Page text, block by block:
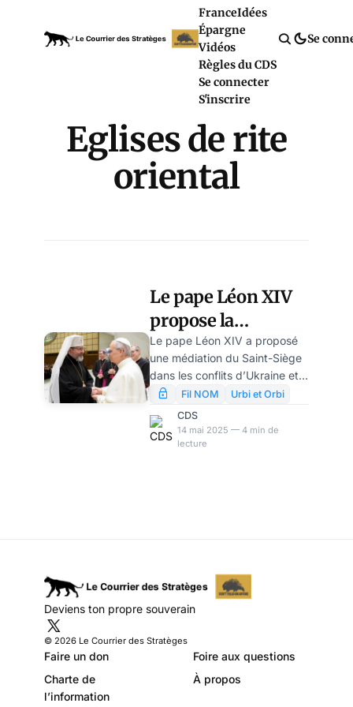
FranceIdées
Épargne
Vidéos
Règles du CDS
Se connecter
S'inscrire
Se
Eglises de rite
oriental
Le pape Léon XIV
propose la
médiation du
Saint-Siège en
Ukraine et à Gaza
Le pape Léon XIV a proposé
une médiation du Saint-Siège
dans les conflits d’Ukraine et
de Gaza. Il recevait
aujourd’hui les Eglises
catholiques de rite oriental,
réunies à Rome pour fêter
Fil NOM
Urbi et Orbi
CDS
14 mai 2025 — 4 min de
lecture
Deviens ton propre souverain
© 2026 Le Courrier des Stratèges
Faire un don
Foire aux questions
Charte de
l’information
À propos